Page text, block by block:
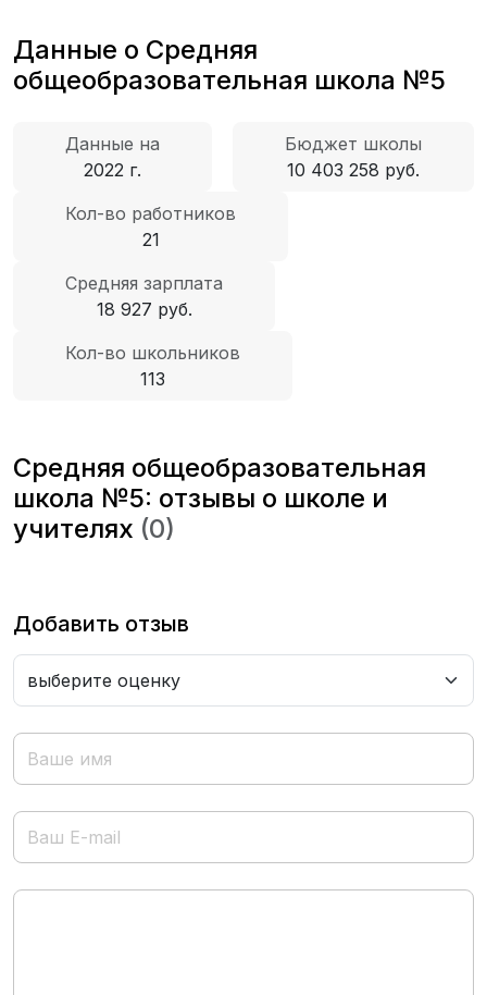
Данные о Средняя
общеобразовательная школа №5
Данные на
2022 г.
Бюджет школы
10 403 258 руб.
Кол-во работников
21
Средняя зарплата
18 927 руб.
Кол-во школьников
113
Средняя общеобразовательная
школа №5: отзывы о школе и
учителях (0)
Добавить отзыв